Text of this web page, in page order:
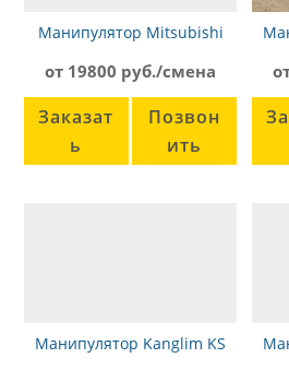
Манипулятор Mitsubishi
от 19800 руб./смена
Заказат
ь
Позвон
ить
Манипулятор Kanglim KS